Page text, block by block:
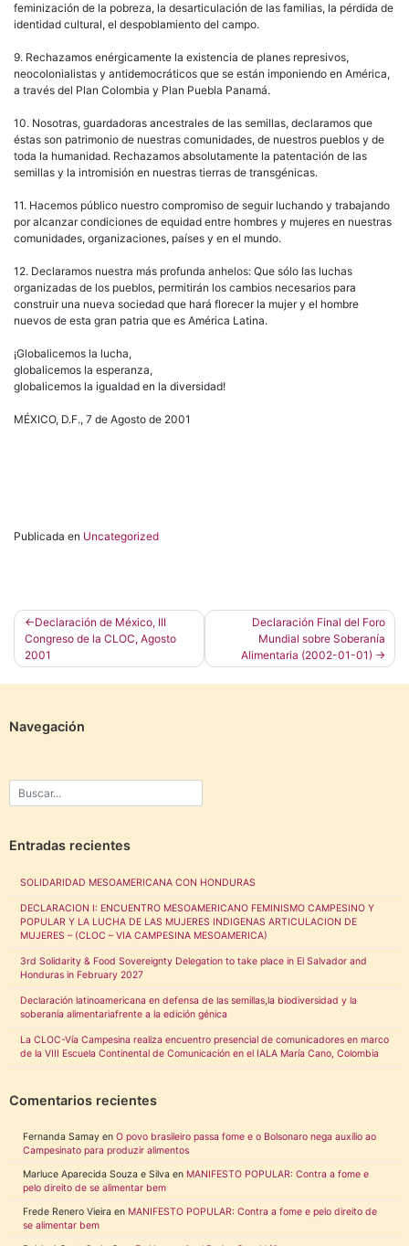
feminización de la pobreza, la desarticulación de las familias, la pérdida de
identidad cultural, el despoblamiento del campo.
9. Rechazamos enérgicamente la existencia de planes represivos,
neocolonialistas y antidemocráticos que se están imponiendo en América,
a través del Plan Colombia y Plan Puebla Panamá.
10. Nosotras, guardadoras ancestrales de las semillas, declaramos que
éstas son patrimonio de nuestras comunidades, de nuestros pueblos y de
toda la humanidad. Rechazamos absolutamente la patentación de las
semillas y la intromisión en nuestras tierras de transgénicas.
11. Hacemos público nuestro compromiso de seguir luchando y trabajando
por alcanzar condiciones de equidad entre hombres y mujeres en nuestras
comunidades, organizaciones, países y en el mundo.
12. Declaramos nuestra más profunda anhelos: Que sólo las luchas
organizadas de los pueblos, permitirán los cambios necesarios para
construir una nueva sociedad que hará florecer la mujer y el hombre
nuevos de esta gran patria que es América Latina.
¡Globalicemos la lucha,
globalicemos la esperanza,
globalicemos la igualdad en la diversidad!
MÉXICO, D.F., 7 de Agosto de 2001
Publicada en Uncategorized
Navegación
de
entradas
Declaración de México, III
Congreso de la CLOC, Agosto
2001
Declaración Final del Foro
Mundial sobre Soberanía
Alimentaria (2002-01-01)
Navegación
Entradas recientes
SOLIDARIDAD MESOAMERICANA CON HONDURAS
DECLARACION I: ENCUENTRO MESOAMERICANO FEMINISMO CAMPESINO Y
POPULAR Y LA LUCHA DE LAS MUJERES INDIGENAS ARTICULACION DE
MUJERES – (CLOC – VIA CAMPESINA MESOAMERICA)
3rd Solidarity & Food Sovereignty Delegation to take place in El Salvador and
Honduras in February 2027
Declaración latinoamericana en defensa de las semillas,la biodiversidad y la
soberanía alimentariafrente a la edición génica
La CLOC-Vía Campesina realiza encuentro presencial de comunicadores en marco
de la VIII Escuela Continental de Comunicación en el IALA María Cano, Colombia
Comentarios recientes
Fernanda Samay en O povo brasileiro passa fome e o Bolsonaro nega auxílio ao
Campesinato para produzir alimentos
Marluce Aparecida Souza e Silva en MANIFESTO POPULAR: Contra a fome e
pelo direito de se alimentar bem
Frede Renero Vieira en MANIFESTO POPULAR: Contra a fome e pelo direito de
se alimentar bem